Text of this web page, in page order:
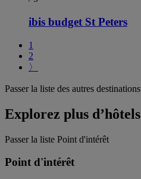
ibis budget St Peters
1
2
〉
Passer la liste des autres destinations
Explorez plus d’hôtels
Passer la liste Point d'intérêt
Point d'intérêt